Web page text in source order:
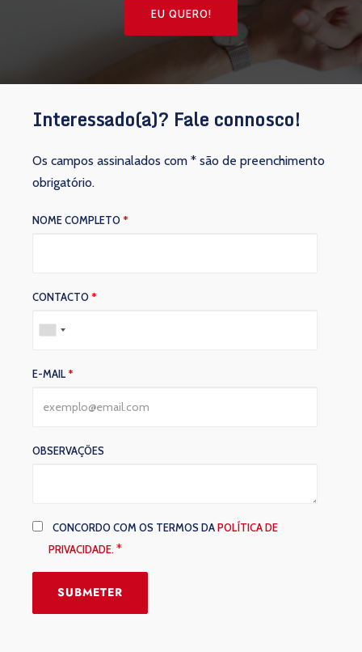
EU QUERO!
Interessado(a)? Fale connosco!
Os campos assinalados com * são de preenchimento
obrigatório.
NOME COMPLETO *
CONTACTO *
E-MAIL*
OBSERVAÇÕES
CONCORDO COM OS TERMOS DAPOLÍTICA DE
PRIVACIDADE. *